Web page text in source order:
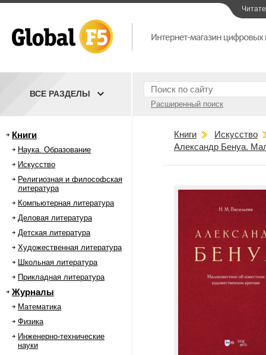
Расширенный поиск
ВСЕ РАЗДЕЛЫ
Книги
Наука. Образование
Искусство
Религиозная и философская
литература
Компьютерная литература
Деловая литература
Детская литература
Художественная литература
Школьная литература
Прикладная литература
Журналы
Математика
Физика
Инженерно-технические
науки
Книги
Искусство
Александр Бенуа.